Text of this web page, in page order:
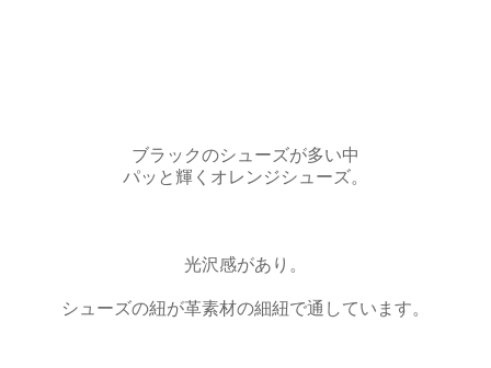
ブラックのシューズが多い中
パッと輝くオレンジシューズ。
光沢感があり。
シューズの紐が革素材の細紐で通しています。